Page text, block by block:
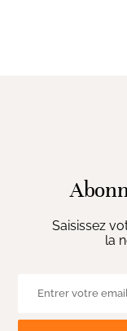
Saisissez
la